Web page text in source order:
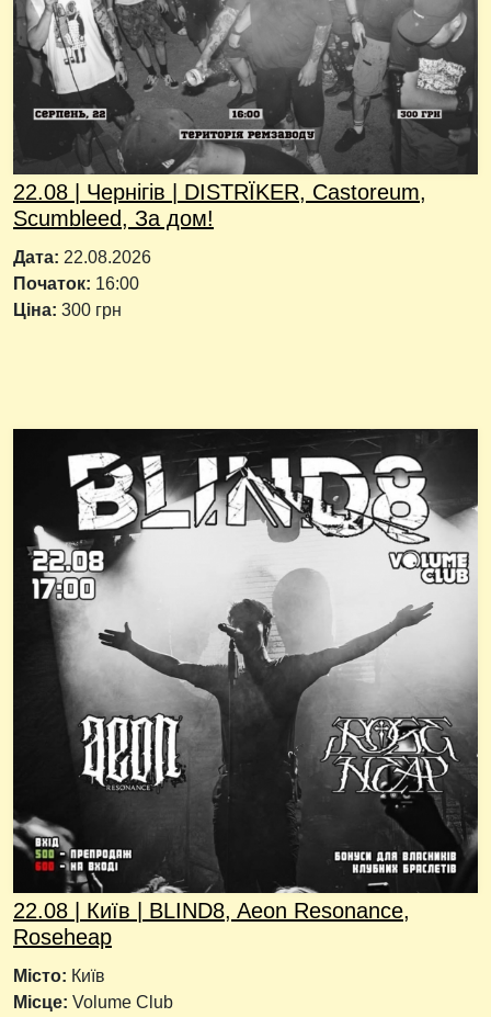
22.08 | Чернігів | DISTRÏKER, Castoreum,
Scumbleed, За дом!
Дата: 22.08.2026
Початок: 16:00
Ціна: 300 грн
22.08 | Київ | BLIND8, Aeon Resonance,
Roseheap
Місто: Київ
Місце: Volume Club